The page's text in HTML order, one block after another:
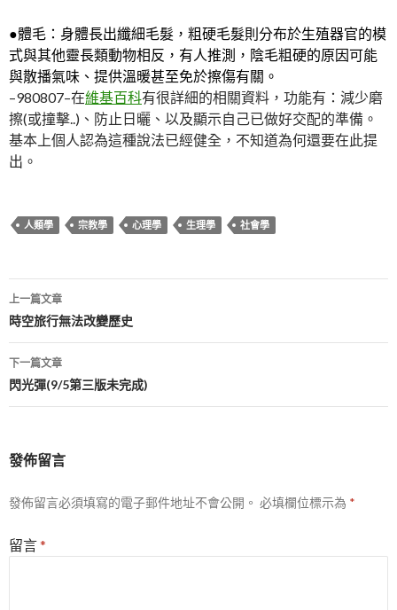
●體毛：身體長出纖細毛髮，粗硬毛髮則分布於生殖器官的模
式與其他靈長類動物相反，有人推測，陰毛粗硬的原因可能
與散播氣味、提供溫暖甚至免於擦傷有關。
–980807–在維基百科有很詳細的相關資料，功能有：減少磨
擦(或撞擊..)、防止日曬、以及顯示自己已做好交配的準備。
基本上個人認為這種說法已經健全，不知道為何還要在此提
出。
人類學 宗教學 心理學 生理學 社會學
文
章
導
覽
上一篇文章
時空旅行無法改變歷史
下一篇文章
閃光彈(9/5第三版未完成)
發佈留言
發佈留言必須填寫的電子郵件地址不會公開。 必填欄位標示為 *
留言*